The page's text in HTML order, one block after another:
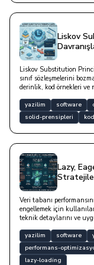
Liskov
Liskov Substitution
sınıf sözleşmelerini
derinlik, kod örnekleri
yazilim software
solid-prensipleri
Lazy,
Veri tabanı
engellemek için
teknik detaylarını ve
yazilim software
performans-
lazy-loading